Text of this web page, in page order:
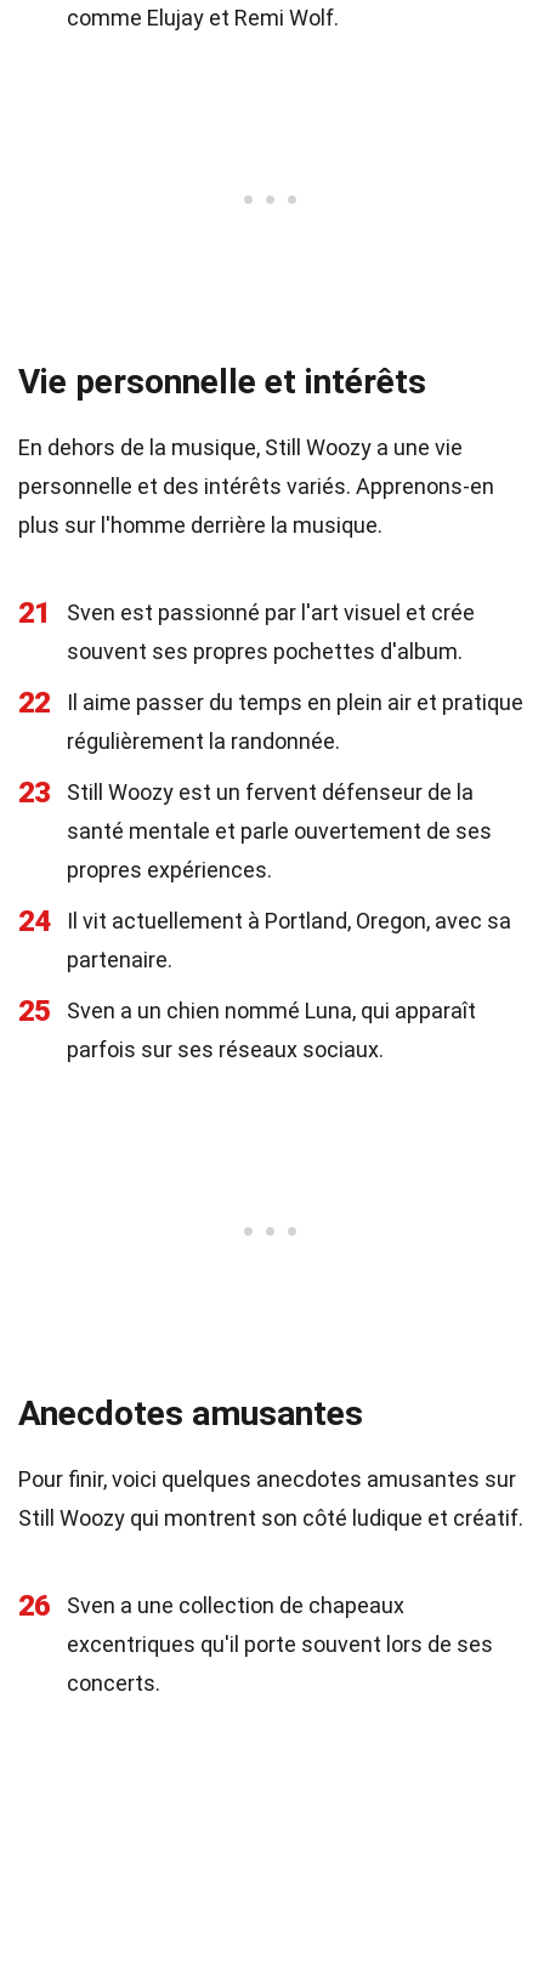
comme Elujay et Remi Wolf.
Vie personnelle et intérêts
En dehors de la musique, Still Woozy a une vie
personnelle et des intérêts variés. Apprenons-en
plus sur l'homme derrière la musique.
21
Sven est passionné par l'art visuel et crée
souvent ses propres pochettes d'album.
22
Il aime passer du temps en plein air et pratique
régulièrement la randonnée.
23
Still Woozy est un fervent défenseur de la
santé mentale et parle ouvertement de ses
propres expériences.
24
Il vit actuellement à Portland, Oregon, avec sa
partenaire.
25
Sven a un chien nommé Luna, qui apparaît
parfois sur ses réseaux sociaux.
Anecdotes amusantes
Pour finir, voici quelques anecdotes amusantes sur
Still Woozy qui montrent son côté ludique et créatif.
26
Sven a une collection de chapeaux
excentriques qu'il porte souvent lors de ses
concerts.